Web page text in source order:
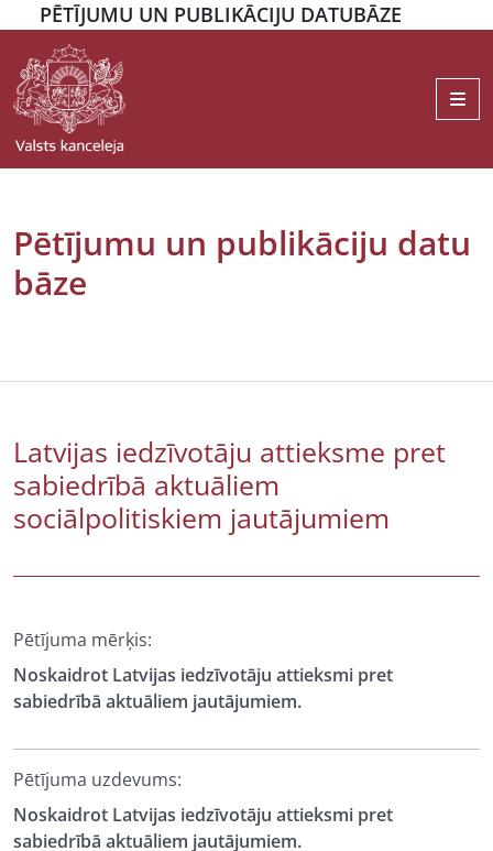
PĒTĪJUMU UN PUBLIKĀCIJU DATUBĀZE
Pētījumu un publikāciju datu
bāze
Latvijas iedzīvotāju attieksme pret
sabiedrībā aktuāliem
sociālpolitiskiem jautājumiem
Pētījuma mērķis:
Noskaidrot Latvijas iedzīvotāju attieksmi pret
sabiedrībā aktuāliem jautājumiem.
Pētījuma uzdevums:
Noskaidrot Latvijas iedzīvotāju attieksmi pret
sabiedrībā aktuāliem jautājumiem.